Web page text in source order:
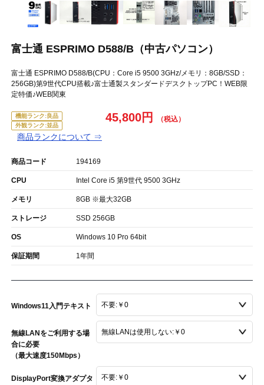
富士通 ESPRIMO D588/B（中古パソコン）
富士通 ESPRIMO D588/B(CPU：Core i5 9500 3GHz/メモリ：8GB/SSD：
256GB)第9世代CPU搭載♪富士通製スタンダードデスクトップPC！WEB限
定特価♪WEB関東
機能ランク:良品
外観ランク:並品
商品ランクについて ⇒
45,800円
商品コード 194169
CPU Intel Core i5 第9世代 9500 3GHz
メモリ 8GB ※最大32GB
ストレージ SSD 256GB
OS Windows 10 Pro 64bit
保証期間 1年間
Windows11入門テキスト
無線LANをご利用する場
合に必要
（最大速度150Mbps）
DisplayPort変換アダプタ